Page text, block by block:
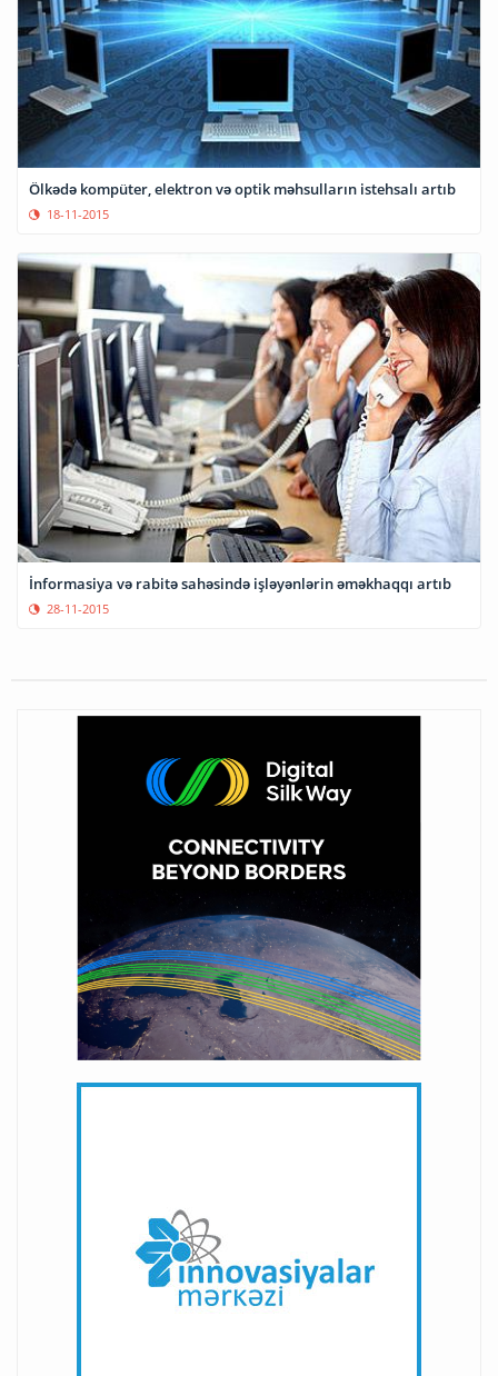
Ölkədə kompüter, elektron və optik məhsulların istehsalı artıb
18-11-2015
İnformasiya və rabitə sahəsində işləyənlərin əməkhaqqı artıb
28-11-2015